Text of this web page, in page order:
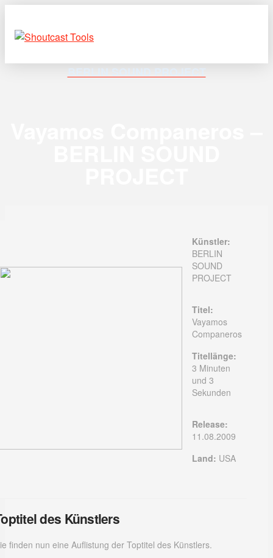
BERLIN SOUND PROJECT
Künstler:
BERLIN
SOUND
PROJECT
Titel:
Vayamos
Companeros
Titellänge:
3 Minuten
und 3
Sekunden
Release:
11.08.2009
Land: USA
des Künstlers
finden nun eine Auflistung der Toptitel des Künstlers.